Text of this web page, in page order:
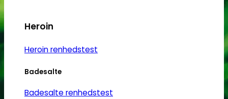
Heroin
Heroin renhedstest
Badesalte
Badesalte renhedstest